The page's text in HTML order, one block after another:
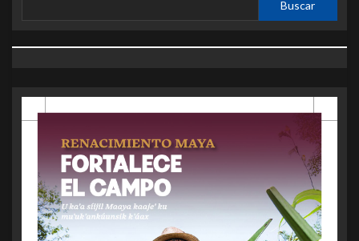
Buscar